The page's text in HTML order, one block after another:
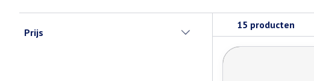
Prijs
15 producten